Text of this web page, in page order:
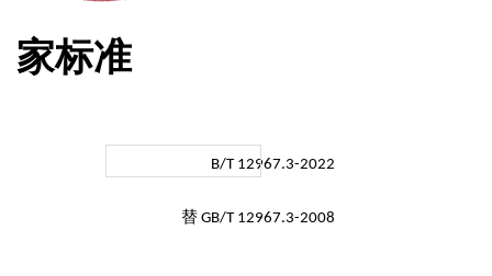
家标准
B/T 12967.3-2022
替 GB/T 12967.3-2008